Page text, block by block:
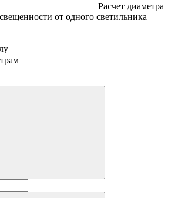
Расчет диаметра
от одного светильника